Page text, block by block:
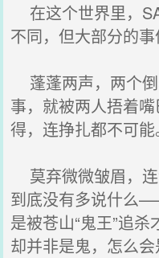
在这个世界里，
不同，但大部分的事
蓬蓬两声，两个
事，就被两人捂着
得，连挣扎都不可能
莫弃微微皱眉，
到底没有多说什么
是被苍山“鬼王”追杀
却并非是鬼，怎么会